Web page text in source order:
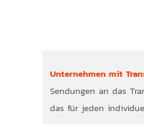
Unternehmen mit
Sendungen an das
das für jeden